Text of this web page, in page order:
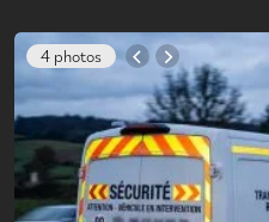
4 photos